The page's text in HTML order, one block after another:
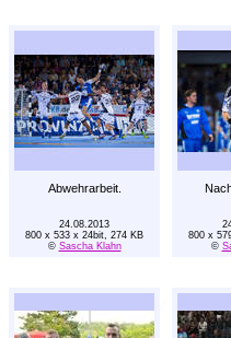
Abwehrarbeit.
24.08.2013
800 x 533 x 24bit, 274 KB
© Sascha Klahn
800 x
©